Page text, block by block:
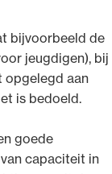
bijvoorbeeld de
jeugdigen), bij
opgelegd aan
is bedoeld.
goede
capaciteit in